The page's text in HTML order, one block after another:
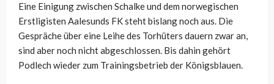
Eine Einigung zwischen Schalke und dem norwegischen
Erstligisten Aalesunds FK steht bislang noch aus. Die
Gespräche über eine Leihe des Torhüters dauern zwar an,
sind aber noch nicht abgeschlossen. Bis dahin gehört
Podlech wieder zum Trainingsbetrieb der Königsblauen.